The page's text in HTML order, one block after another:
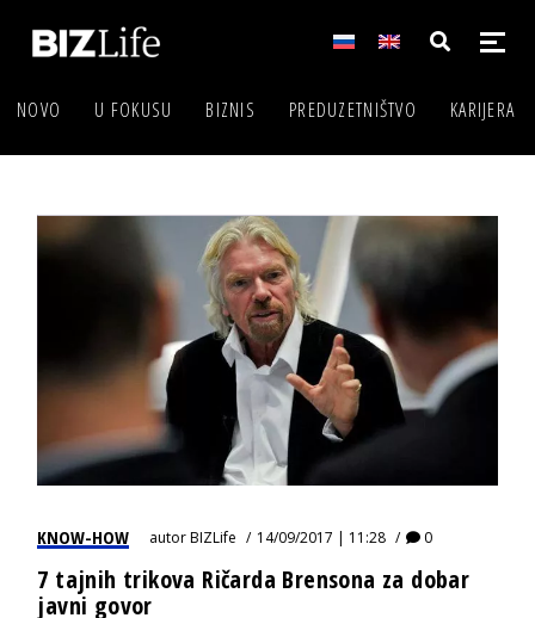
NOVO U FOKUSU BIZNIS PREDUZETNIŠTVO KARIJERA
KNOW-HOW autorBIZLife 14/09/2017 | 11:28 0
7 tajnih trikova Ričarda Brensona za dobar
javni govor